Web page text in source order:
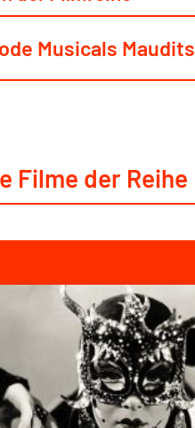
Musicals Maudits
Filme der Reihe